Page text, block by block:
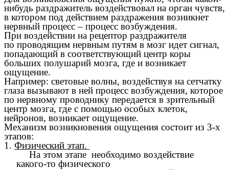
нибудь раздражитель воздействовал на орган чувств,
в котором под действием раздражения возникнет
нервный процесс – процесс возбуждения.
При воздействии на рецептор раздражителя
по проводящим нервным путям в мозг идет сигнал,
попадающий в соответствующий центр коры
больших полушарий мозга, где и возникает
ощущение.
Например: световые волны, воздействуя на сетчатку
глаза вызывают в ней процесс возбуждения, которое
по нервному проводнику передается в зрительный
центр мозга, где с помощью особых клеток,
нейронов, возникает ощущение.
Механизм возникновения ощущения состоит из 3-х
этапов:
1. Физический этап.
На этом этапе необходимо воздействие
какого-то физического